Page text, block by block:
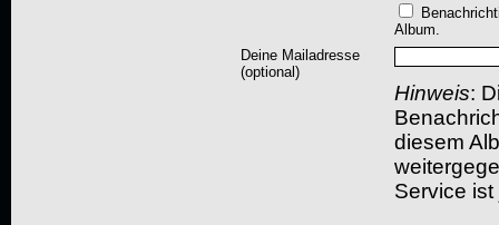
Album.
Deine Mailadresse
(optional)
Hinweis:
diesem
Service